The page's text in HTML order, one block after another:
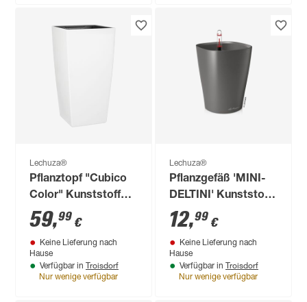
Lechuza®
Pflanztopf "Cubico
Color" Kunststoff
weiß 30 x 30 x 56 cm
59,99 €
Keine Lieferung nach
Hause
Verfügbar in Troisdorf
Nur wenige verfügbar
Lechuza®
Pflanzgefäß 'MINI-
DELTINI' Kunststoff
anthrazit-metallic 13
x 10 x 10 cm
12,99 €
Keine Lieferung nach
Hause
Verfügbar in Troisdorf
Nur wenige verfügbar